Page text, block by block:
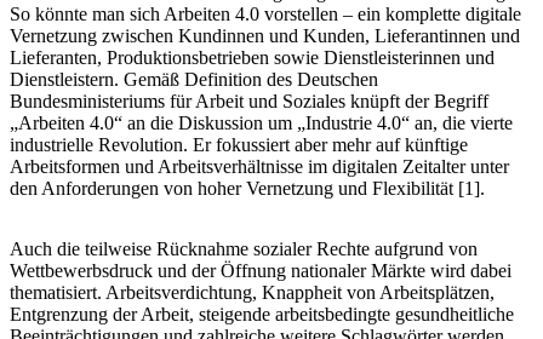
So könnte man sich Arbeiten 4.0 vorstellen – ein komplette digitale
Vernetzung zwischen Kundinnen und Kunden, Lieferantinnen und
Lieferanten, Produktionsbetrieben sowie Dienstleisterinnen und
Dienstleistern. Gemäß Definition des Deutschen
Bundesministeriums für Arbeit und Soziales knüpft der Begriff
„Arbeiten 4.0“ an die Diskussion um „Industrie 4.0“ an, die vierte
industrielle Revolution. Er fokussiert aber mehr auf künftige
Arbeitsformen und Arbeitsverhältnisse im digitalen Zeitalter unter
den Anforderungen von hoher Vernetzung und Flexibilität [1].
Auch die teilweise Rücknahme sozialer Rechte aufgrund von
Wettbewerbsdruck und der Öffnung nationaler Märkte wird dabei
thematisiert. Arbeitsverdichtung, Knappheit von Arbeitsplätzen,
Entgrenzung der Arbeit, steigende arbeitsbedingte gesundheitliche